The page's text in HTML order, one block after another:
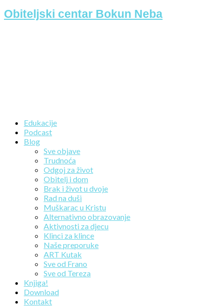
Obiteljski centar Bokun Neba
Edukacije
Podcast
Blog
Sve objave
Trudnoća
Odgoj za život
Obitelj i dom
Brak i život u dvoje
Rad na duši
Muškarac u Kristu
Alternativno obrazovanje
Aktivnosti za djecu
Klinci za klince
Naše preporuke
ART Kutak
Sve od Frano
Sve od Tereza
Knjiga!
Download
Kontakt